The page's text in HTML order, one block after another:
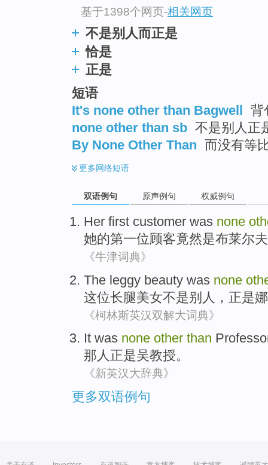
基于1398个网页-相关网页
不是别人而正是
恰是
正是
短语
It's none other than Bagwell 背
none other than sb 不是别人正
By None Other Than 而没有等
更多网络短语
双语例句 原声例句 权威例句
Her first customer was none
她的第一位顾客竟然是布莱尔
《牛津词典》
The leggy beauty was none
这位长腿美女不是别人，正是
《柯林斯英汉双解大词典》
It was none other than
那人正是吴教授。
《新英汉大辞典》
更多双语例句